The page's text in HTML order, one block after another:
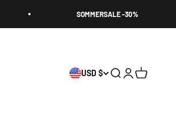
SOMMERSALE -30%
USD $ Suche öffnen